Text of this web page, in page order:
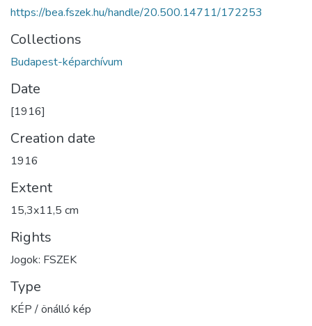
https://bea.fszek.hu/handle/20.500.14711/172253
Collections
Budapest-képarchívum
Date
[1916]
Creation date
1916
Extent
15,3x11,5 cm
Rights
Jogok: FSZEK
Type
KÉP / önálló kép